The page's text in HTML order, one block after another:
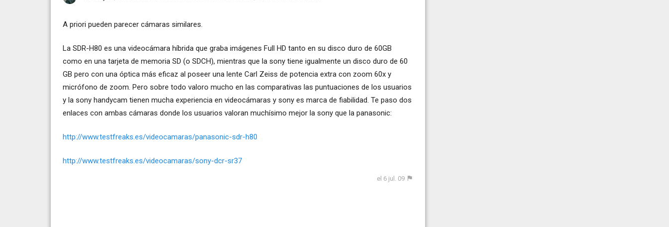
A priori pueden parecer cámaras similares.
La SDR-H80 es una videocámara híbrida que graba imágenes Full HD tanto en su disco duro de 60GB
como en una tarjeta de memoria SD (o SDCH), mientras que la sony tiene igualmente un disco duro de 60
GB pero con una óptica más eficaz al poseer una lente Carl Zeiss de potencia extra con zoom 60x y
micrófono de zoom. Pero sobre todo valoro mucho en las comparativas las puntuaciones de los usuarios
y la sony handycam tienen mucha experiencia en videocámaras y sony es marca de fiabilidad. Te paso dos
enlaces con ambas cámaras donde los usuarios valoran muchísimo mejor la sony que la panasonic:
http://www.testfreaks.es/videocamaras/panasonic-sdr-h80
http://www.testfreaks.es/videocamaras/sony-dcr-sr37
el 6 jul. 09